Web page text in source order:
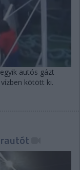
autós gázt
kötött ki.